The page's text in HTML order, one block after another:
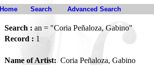
Home Search Advanced Search
Search : an = "Coria Peñaloza, Gabino"
Record : 1
Name of Artist:Coria Peñaloza, Gabino